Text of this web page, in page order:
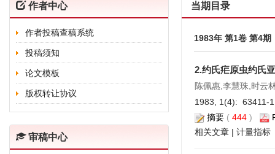
作者中心
作者投稿查稿系统
投稿须知
论文模板
版权转让协议
审稿中心
当期目录
1983年 第1卷 第4
2.约氏疟原虫约氏
陈佩惠,李慧珠,时云
1983, 1(4): 63411-
摘要 ( 444 )
相关文章 | 计量指标